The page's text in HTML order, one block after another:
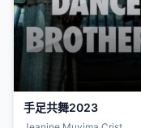
手足共舞2023